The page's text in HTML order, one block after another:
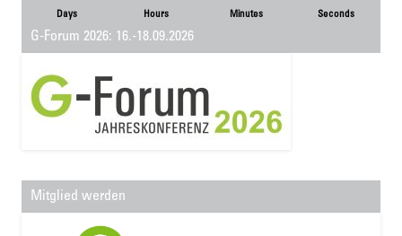
Days Hours Minutes Seconds
G-Forum 2026: 16.-18.09.2026
Mitglied werden